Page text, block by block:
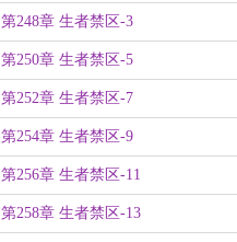
第248章 生者禁区-3
第250章 生者禁区-5
第252章 生者禁区-7
第254章 生者禁区-9
第256章 生者禁区-11
第258章 生者禁区-13